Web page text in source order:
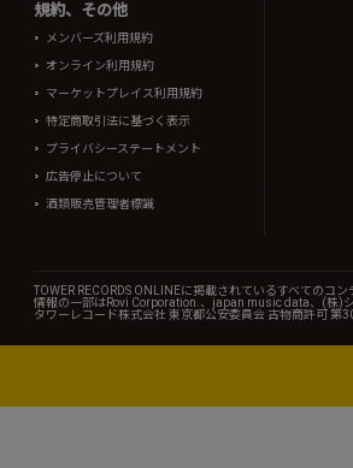
規約、その他
メンバーズ利用規約
オンライン利用規約
マーケットプレイス利用規約
特定商取引法に基づく表示
プライバシーステートメント
広告停止について
酒類販売管理者標識
TOWER RECORDS ONLINEに掲載されているすべての
情報の一部はRovi Corporation.、japan music data、(株)
タワーレコード株式会社 東京都公安委員会 古物商許可 第